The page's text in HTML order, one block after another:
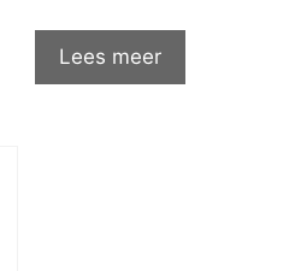
Lees meer